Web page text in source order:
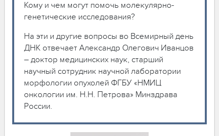
Кому и чем могут помочь молекулярно-
генетические исследования?
На эти и другие вопросы во Всемирный день
ДНК отвечает Александр Олегович Иванцов
– доктор медицинских наук, старший
научный сотрудник научной лаборатории
морфологии опухолей ФГБУ «НМИЦ
онкологии им. Н.Н. Петрова» Минздрава
России.